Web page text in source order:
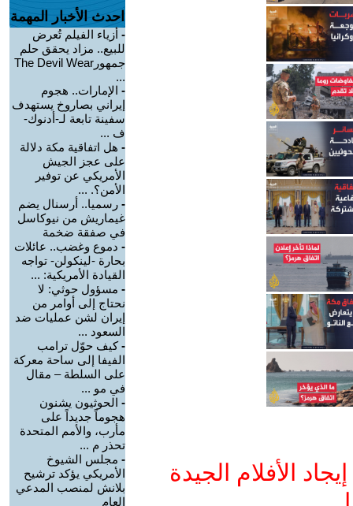
الأفلام الجيدة
احدث الأخبار المهمة
- أزياء الفيلم تُعرض
للبيع.. مزاد يحقق حلم
جمهورThe Devil Wear
...
- الإمارات.. هجوم
إيراني بصاروخ يستهدف
سفينة تابعة لـ-أدنوك-
ف ...
- هل اتفاقية مكة دلالة
على عجز الجيش
الأمريكي عن توفير
الأمن؟. ...
- رسميا.. أرسنال يضم
غيماريش من نيوكاسل
في صفقة ضخمة
- دموع وغضب.. عائلات
بحارة -لينكولن- تواجه
القيادة الأمريكية: ...
- مسؤول حوثي: لا
نحتاج إلى أوامر من
إيران لشن عمليات ضد
السعود ...
-كيف حوّل ترامب
الفيفا إلى ساحة معركة
على السلطة – مقال
في مو ...
- الحوثيون يشنون
هجوماً جديداً على
مأرب، والأمم المتحدة
تحذر م ...
- مجلس الشيوخ
الأمريكي يؤكد ترشيح
بلانش لمنصب المدعي
العام